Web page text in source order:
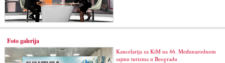
Foto galerija
Kancelarija za KiM na 46. Međunarodnom
sajmu turizma u Beogradu